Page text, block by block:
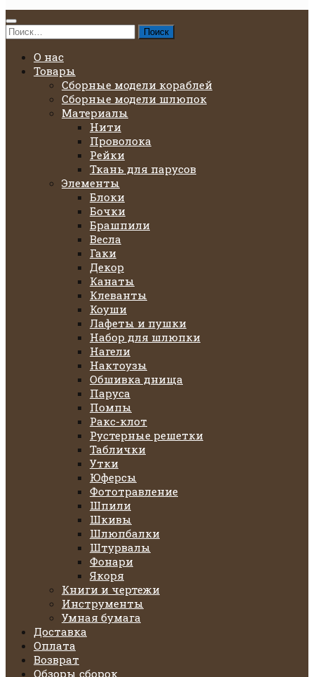
Найти:
О нас
Товары
Сборные модели кораблей
Сборные модели шлюпок
Материалы
Нити
Проволока
Рейки
Ткань для парусов
Элементы
Блоки
Бочки
Брашпили
Весла
Гаки
Декор
Канаты
Клеванты
Коуши
Лафеты и пушки
Набор для шлюпки
Нагели
Нактоузы
Обшивка днища
Паруса
Помпы
Ракс-клот
Рустерные решетки
Таблички
Утки
Юферсы
Фототравление
Шпили
Шкивы
Шлюпбалки
Штурвалы
Фонари
Якоря
Книги и чертежи
Инструменты
Умная бумага
Доставка
Оплата
Возврат
Обзоры сборок